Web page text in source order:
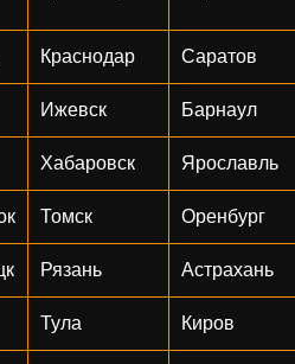
Краснодар Саратов
Ижевск Барнаул
Хабаровск Ярославль
Томск Оренбург
Рязань Астрахань
Тула Киров